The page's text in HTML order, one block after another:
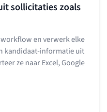
sollicitaties zoals
en verwerk elke
kandidaat-informatie uit
ze naar Excel, Google